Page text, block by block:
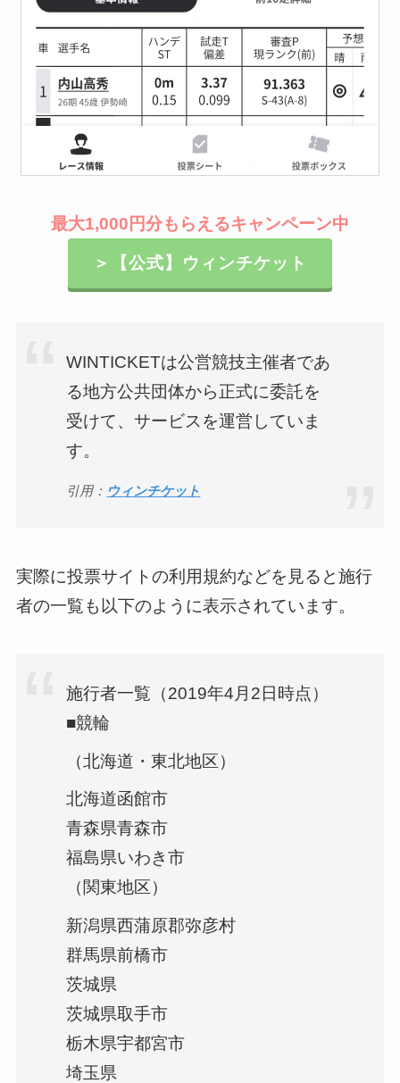
最大1,000円分もらえるキャンペーン中
＞【公式】ウィンチケット
WINTICKETは公営競技主催者であ
る地方公共団体から正式に委託を
受けて、サービスを運営していま
す。
引用： ウィンチケット
実際に投票サイトの利用規約などを見ると施行
者の一覧も以下のように表示されています。
施行者一覧（2019年4月2日時点）
■競輪
（北海道・東北地区）
北海道函館市
青森県青森市
福島県いわき市
（関東地区）
新潟県西蒲原郡弥彦村
群馬県前橋市
茨城県
茨城県取手市
栃木県宇都宮市
埼玉県